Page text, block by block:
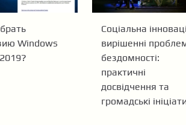
Windows
Соціальна
вирішенні
бездомності:
практичні
досвідчення та
громадські